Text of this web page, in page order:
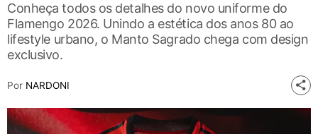
Conheça todos os detalhes do novo uniforme do
Flamengo 2026. Unindo a estética dos anos 80 ao
lifestyle urbano, o Manto Sagrado chega com design
exclusivo.
Por NARDONI